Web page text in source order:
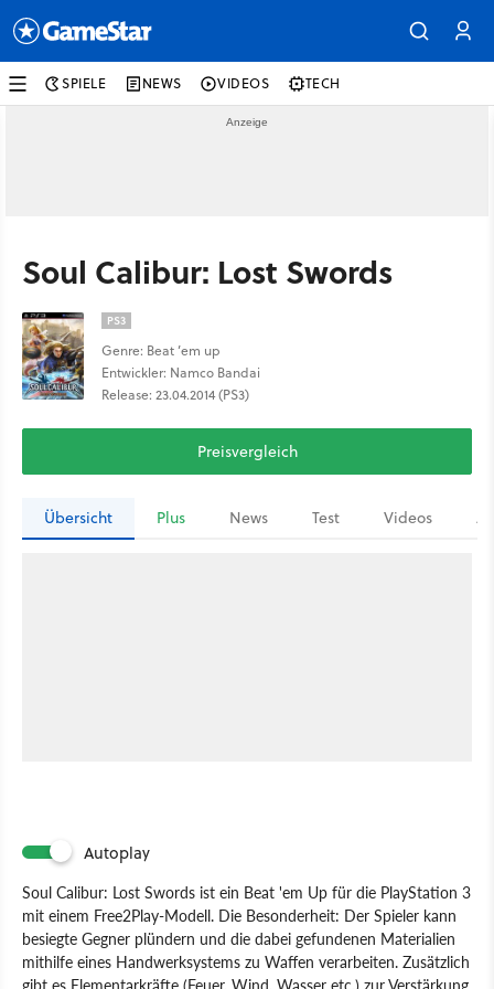
SPIELE NEWS VIDEOS TECH
Soul Calibur: Lost Swords
PS3
Genre: Beat ’em up
Entwickler: Namco Bandai
Release: 23.04.2014 (PS3)
Preisvergleich
Übersicht Plus News Test Videos
Autoplay
Soul Calibur: Lost Swords ist ein Beat 'em Up für die PlayStation 3
mit einem Free2Play-Modell. Die Besonderheit: Der Spieler kann
besiegte Gegner plündern und die dabei gefundenen Materialien
mithilfe eines Handwerksystems zu Waffen verarbeiten. Zusätzlich
gibt es Elementarkräfte (Feuer, Wind, Wasser etc.) zur Verstärkung